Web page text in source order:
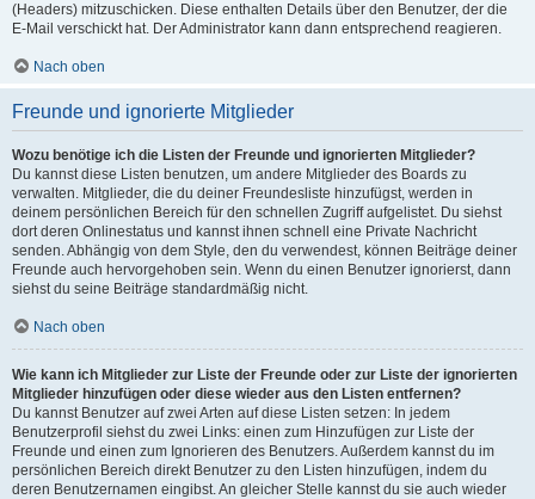
(Headers) mitzuschicken. Diese enthalten Details über den Benutzer, der die
E-Mail verschickt hat. Der Administrator kann dann entsprechend reagieren.
Nach oben
Freunde und ignorierte Mitglieder
Wozu benötige ich die Listen der Freunde und ignorierten Mitglieder?
Du kannst diese Listen benutzen, um andere Mitglieder des Boards zu
verwalten. Mitglieder, die du deiner Freundesliste hinzufügst, werden in
deinem persönlichen Bereich für den schnellen Zugriff aufgelistet. Du siehst
dort deren Onlinestatus und kannst ihnen schnell eine Private Nachricht
senden. Abhängig von dem Style, den du verwendest, können Beiträge deiner
Freunde auch hervorgehoben sein. Wenn du einen Benutzer ignorierst, dann
siehst du seine Beiträge standardmäßig nicht.
Nach oben
Wie kann ich Mitglieder zur Liste der Freunde oder zur Liste der ignorierten
Mitglieder hinzufügen oder diese wieder aus den Listen entfernen?
Du kannst Benutzer auf zwei Arten auf diese Listen setzen: In jedem
Benutzerprofil siehst du zwei Links: einen zum Hinzufügen zur Liste der
Freunde und einen zum Ignorieren des Benutzers. Außerdem kannst du im
persönlichen Bereich direkt Benutzer zu den Listen hinzufügen, indem du
deren Benutzernamen eingibst. An gleicher Stelle kannst du sie auch wieder